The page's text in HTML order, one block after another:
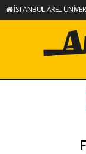
İSTANBUL AREL